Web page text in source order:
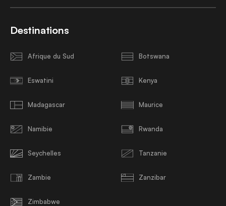
Destinations
Afrique du Sud Botswana
Eswatini Kenya
Madagascar Maurice
Namibie Rwanda
Seychelles Tanzanie
Zambie Zanzibar
Zimbabwe